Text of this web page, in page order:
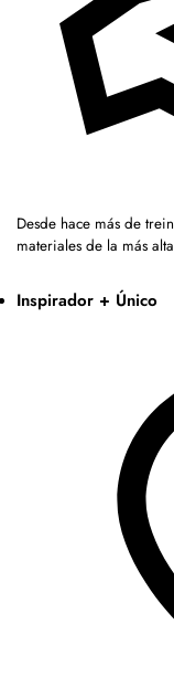
Desde hace más de
materiales de la más
Inspirador + Único